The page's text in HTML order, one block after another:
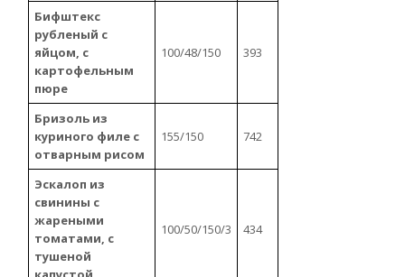
Бифштекс
рубленый с
яйцом, с
картофельным
пюре
100/48/150 393
Бризоль из
куриного филе с
отварным рисом
155/150 742
Эскалоп из
свинины с
жареными
томатами, с
тушеной
100/50/150/3 434